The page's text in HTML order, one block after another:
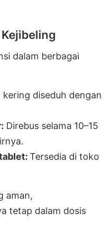
dalam berbagai
kering diseduh dengan
Direbus selama 10–15
Tersedia di toko
aman,
tetap dalam dosis